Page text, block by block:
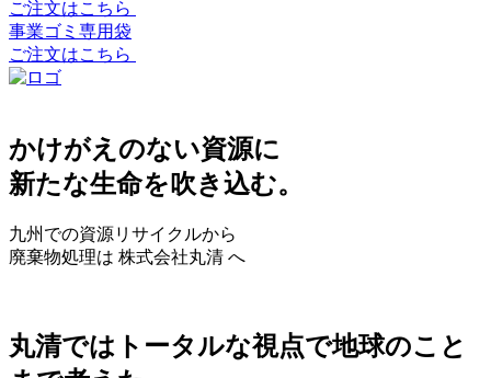
ご注文はこちら
事業ゴミ専用袋
ご注文はこちら
かけがえのない資源に
新たな生命を吹き込む。
九州での資源リサイクルから
廃棄物処理は 株式会社丸清 へ
丸清ではトータルな視点で地球のこと